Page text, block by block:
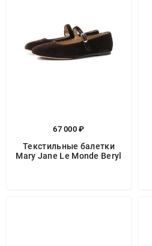
67 000 ₽
Текстильные балетки
Mary Jane Le Monde Beryl